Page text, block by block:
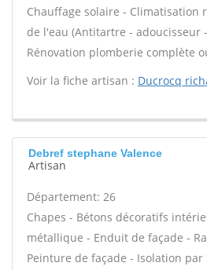
Chauffage solaire - Climatisation
de l'eau (Antitartre - adoucisseur
Rénovation plomberie complète
Voir la fiche artisan : Ducrocq
Debref stephane Valence
Artisan
Département: 26
Chapes - Bétons décoratifs
métallique - Enduit de façade -
Peinture de façade - Isolation